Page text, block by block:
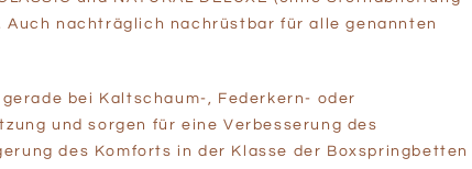
Auch nachträglich nachrüstbar für alle genannten
bei Kaltschaum-, Federkern- oder
und sorgen für eine Verbesserung des
des Komforts in der Klasse der Boxspringbetten